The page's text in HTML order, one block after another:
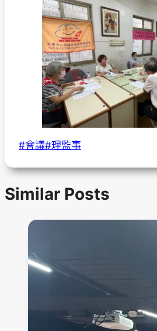
Post
#會議#理監事
Similar Posts